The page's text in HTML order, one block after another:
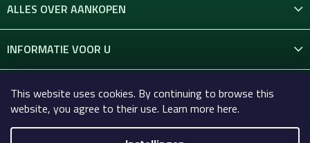
This website uses cookies. By continuing to browse this
website, you agree to their use. Learn more here.
ALLES OVER AANKOPEN
INFORMATIE VOOR U
CONTACT